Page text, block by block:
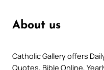
About us
Catholic Gallery offers
Quotes, Bible Online,